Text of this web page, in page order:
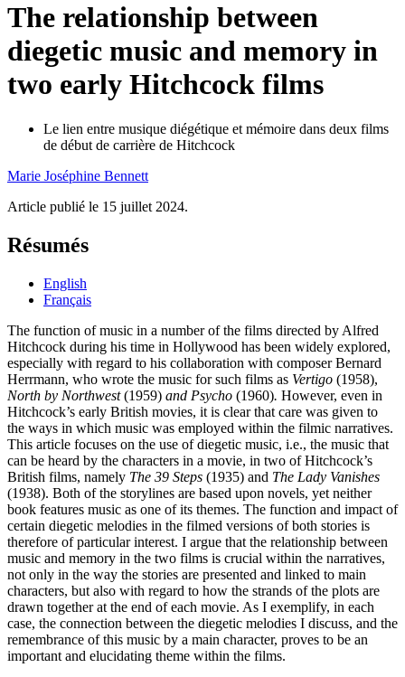
The relationship between
diegetic music and memory in
two early Hitchcock films
Le lien entre musique diégétique et mémoire dans deux films
de début de carrière de Hitchcock
Marie Joséphine Bennett
Article publié le 15 juillet 2024.
Résumés
English
Français
The function of music in a number of the films directed by Alfred
Hitchcock during his time in Hollywood has been widely explored,
especially with regard to his collaboration with composer Bernard
Herrmann, who wrote the music for such films as Vertigo (1958),
North by Northwest(1959) and Psycho (1960). However, even in
Hitchcock’s early British movies, it is clear that care was given to
the ways in which music was employed within the filmic narratives.
This article focuses on the use of diegetic music, i.e., the music that
can be heard by the characters in a movie, in two of Hitchcock’s
British films, namely The 39 Steps (1935) and The Lady Vanishes
(1938). Both of the storylines are based upon novels, yet neither
book features music as one of its themes. The function and impact of
certain diegetic melodies in the filmed versions of both stories is
therefore of particular interest. I argue that the relationship between
music and memory in the two films is crucial within the narratives,
not only in the way the stories are presented and linked to main
characters, but also with regard to how the strands of the plots are
drawn together at the end of each movie. As I exemplify, in each
case, the connection between the diegetic melodies I discuss, and the
remembrance of this music by a main character, proves to be an
important and elucidating theme within the films.